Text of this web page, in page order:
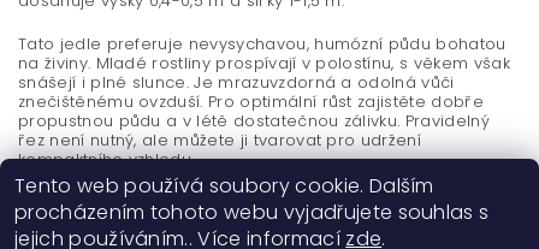
Tato jedle preferuje nevysychavou, humózní půdu bohatou
na živiny. Mladé rostliny prospívají v polostínu, s věkem však
snášejí i plné slunce. Je mrazuvzdorná a odolná vůči
znečištěnému ovzduší. Pro optimální růst zajistěte dobře
propustnou půdu a v létě dostatečnou zálivku. Pravidelný
řez není nutný, ale můžete ji tvarovat pro udržení
kompaktního vzhledu.
Tento web používá soubory cookie. Dalším
procházením tohoto webu vyjadřujete souhlas s
jejich používáním.. Více informací zde.